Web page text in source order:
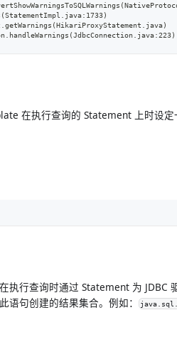
在执行查询的 Statement 上时设定
执行查询时通过 Statement 为
语句创建的结果集合。例如：